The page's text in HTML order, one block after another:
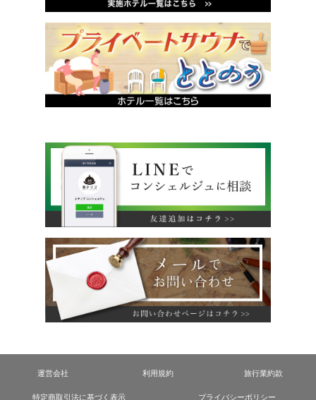
運営会社 利用規約 旅行業約款
特定商取引法に基づく表示 プライバシーポリシー